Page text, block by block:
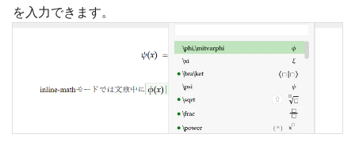
を入力できます。